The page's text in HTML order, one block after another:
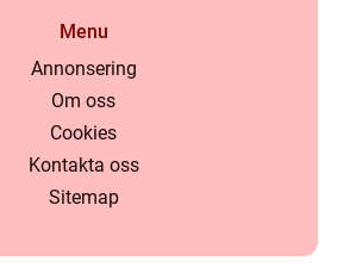
Menu
Annonsering
Om oss
Cookies
Kontakta oss
Sitemap